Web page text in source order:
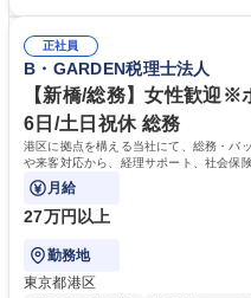
正社員
B・GARDEN税理士法人
【新橋/総務】女性歓迎※
6日/土日祝休 総務
港区に拠点を構える当社にて、総務・バ
や来客対応から、経理サポート、社会保
で、幅広く組織を支える役割です。
月給
27万円以上
勤務地
東京都港区